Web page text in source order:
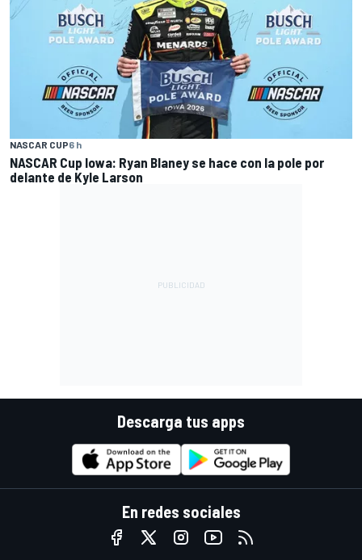
NASCAR CUP6 h
NASCAR Cup Iowa: Ryan Blaney se hace con la pole por
delante de Kyle Larson
Descarga tus apps
En redes sociales